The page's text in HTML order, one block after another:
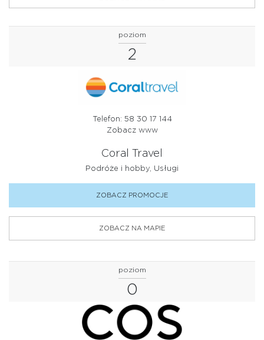
poziom
2
Telefon: 58 30 17 144
Zobacz www
Coral Travel
Podróże i hobby, Usługi
ZOBACZ PROMOCJE
ZOBACZ NA MAPIE
poziom
0